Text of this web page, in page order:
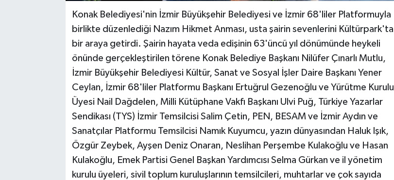
Konak Belediyesi'nin İzmir Büyükşehir Belediyesi ve İzmir 68'liler Platformuyla
birlikte düzenlediği Nazım Hikmet Anması, usta şairin sevenlerini Kültürpark'ta
bir araya getirdi. Şairin hayata veda edişinin 63'üncü yıl dönümünde heykeli
önünde gerçekleştirilen törene Konak Belediye Başkanı Nilüfer Çınarlı Mutlu,
İzmir Büyükşehir Belediyesi Kültür, Sanat ve Sosyal İşler Daire Başkanı Yener
Ceylan, İzmir 68'liler Platformu Başkanı Ertuğrul Gezenoğlu ve Yürütme Kurulu
Üyesi Nail Dağdelen, Milli Kütüphane Vakfı Başkanı Ulvi Puğ, Türkiye Yazarlar
Sendikası (TYS) İzmir Temsilcisi Salim Çetin, PEN, BESAM ve İzmir Aydın ve
Sanatçılar Platformu Temsilcisi Namık Kuyumcu, yazın dünyasından Haluk Işık,
Özgür Zeybek, Ayşen Deniz Onaran, Neslihan Perşembe Kulakoğlu ve Hasan
Kulakoğlu, Emek Partisi Genel Başkan Yardımcısı Selma Gürkan ve il yönetim
kurulu üyeleri, sivil toplum kuruluşlarının temsilcileri, muhtarlar ve çok sayıda